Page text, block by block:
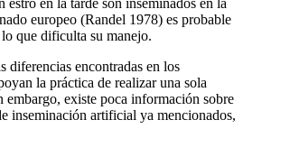
en la tarde son inseminados en la
europeo (Randel 1978) es probable
lo que dificulta su manejo.
diferencias encontradas en los
la práctica de realizar una sola
existe poca información sobre
inseminación artificial ya mencionados,